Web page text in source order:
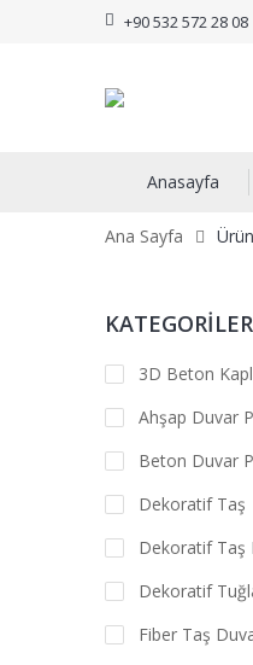
+90 532 572 28 08
Anasayfa
Ana Sayfa
KATEGORİLER
3D Beton
Ahşap Duvar
Beton Duvar
Dekoratif Taş
Dekoratif Taş
Dekoratif
Fiber Taş